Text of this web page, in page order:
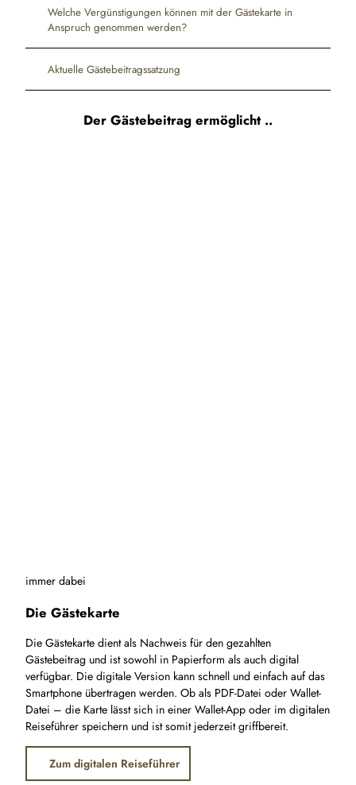
Welche Vergünstigungen können mit der Gästekarte in
Anspruch genommen werden?
Aktuelle Gästebeitragssatzung
Der Gästebeitrag ermöglicht ..
immer dabei
Die Gästekarte
Die Gästekarte dient als Nachweis für den gezahlten
Gästebeitrag und ist sowohl in Papierform als auch digital
verfügbar. Die digitale Version kann schnell und einfach auf das
Smartphone übertragen werden. Ob als PDF-Datei oder Wallet-
Datei – die Karte lässt sich in einer Wallet-App oder im digitalen
Reiseführer speichern und ist somit jederzeit griffbereit.
Zum digitalen Reiseführer